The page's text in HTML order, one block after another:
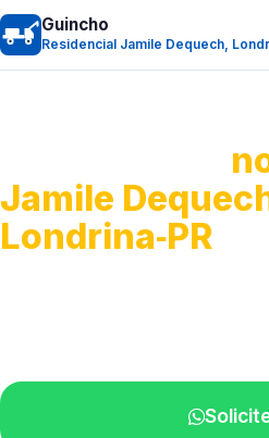
Guincho
Residencial Jamile Dequech,
Jamile
Londrina‑PR